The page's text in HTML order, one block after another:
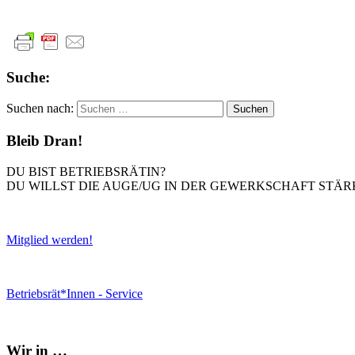
Suche:
Suchen nach:
Bleib Dran!
DU BIST BETRIEBSRÄTIN?
DU WILLST DIE AUGE/UG IN DER GEWERKSCHAFT
Mitglied werden!
Betriebsrät*Innen - Service
Wir in …